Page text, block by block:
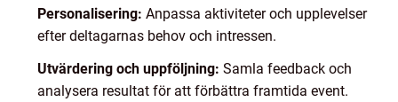
Personalisering: Anpassa aktiviteter och upplevelser
efter deltagarnas behov och intressen.
Utvärdering och uppföljning: Samla feedback och
analysera resultat för att förbättra framtida event.